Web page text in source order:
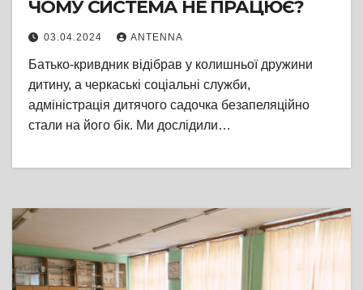
ЧОМУ СИСТЕМА НЕ ПРАЦЮЄ?
03.04.2024 ANTENNA
Батько-кривдник відібрав у колишньої дружини
дитину, а черкаські соціальні служби,
адміністрація дитячого садочка безапеляційно
стали на його бік. Ми дослідили…